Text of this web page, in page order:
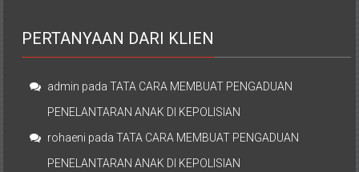
PERTANYAAN DARI KLIEN
admin padaTATA CARA MEMBUAT PENGADUAN
PENELANTARAN ANAK DI KEPOLISIAN
rohaeni padaTATA CARA MEMBUAT PENGADUAN
PENELANTARAN ANAK DI KEPOLISIAN